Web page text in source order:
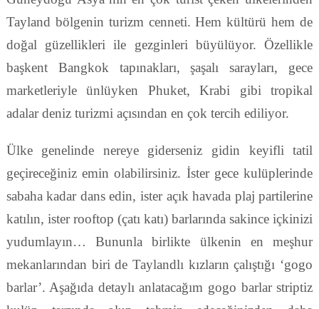
Tayland bölgenin turizm cenneti. Hem kültürü hem de
doğal güzellikleri ile gezginleri büyülüyor. Özellikle
başkent Bangkok tapınakları, şaşalı sarayları, gece
marketleriyle ünlüyken Phuket, Krabi gibi tropikal
adalar deniz turizmi açısından en çok tercih ediliyor.
Ülke genelinde nereye giderseniz gidin keyifli tatil
geçireceğiniz emin olabilirsiniz. İster gece kulüplerinde
sabaha kadar dans edin, ister açık havada plaj partilerine
katılın, ister rooftop (çatı katı) barlarında sakince içkinizi
yudumlayın… Bununla birlikte ülkenin en meşhur
mekanlarından biri de Taylandlı kızların çalıştığı ‘gogo
barlar’. Aşağıda detaylı anlatacağım gogo barlar striptiz